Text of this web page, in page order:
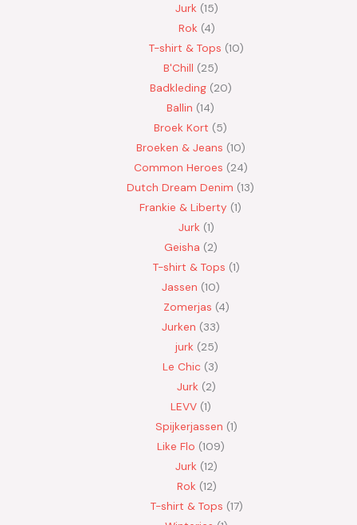
Jurk 15
Rok 4
T-shirt & Tops 10
B'Chill 25
Badkleding 20
Ballin 14
Broek Kort 5
Broeken & Jeans 10
Common Heroes 24
Dutch Dream Denim 13
Frankie & Liberty 1
Jurk 1
Geisha 2
T-shirt & Tops 1
Jassen 10
Zomerjas 4
Jurken 33
jurk 25
Le Chic 3
Jurk 2
LEVV 1
Spijkerjassen 1
Like Flo 109
Jurk 12
Rok 12
T-shirt & Tops 17